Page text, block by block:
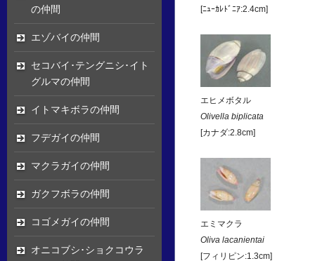
[ﾆｭｰｶﾚﾄﾞﾆｱ:2.4cm]
エヒメボタル
Olivella biplicata
[カナダ:2.8cm]
エミマクラ
Oliva lacanientai
[フィリピン:1.3cm]
の仲間
エゾバイの仲間
セコバイ･テングニシ･イト
グルマの仲間
イトマキボラの仲間
フデガイの仲間
マクラガイの仲間
ガクフボラの仲間
コゴメガイの仲間
オニコブシ･ショクコウラ